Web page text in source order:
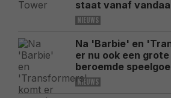
staat vanaf
NIEUWS
Na 'Barbie' en
er nu ook een
beroemde
NIEUWS